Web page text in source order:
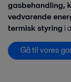
gasbehandling,
vedvarende
termisk styring i
Gå til vores